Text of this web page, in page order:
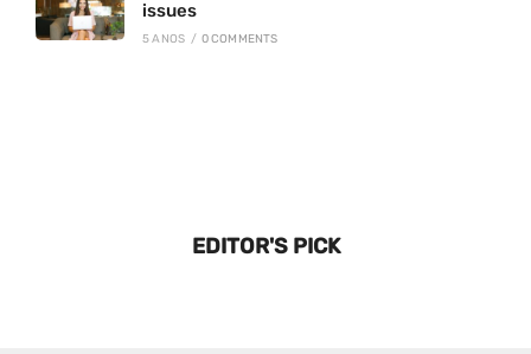
issues
5 ANOS / 0 COMMENTS
EDITOR'S PICK